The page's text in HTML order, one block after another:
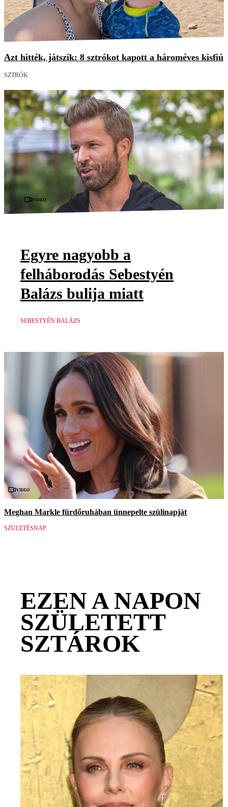
Azt hitték, játszik: 8 sztrókot kapott a hároméves kisfiú
SZTRÓK
Videó
Egyre nagyobb a
felháborodás Sebestyén
Balázs bulija miatt
SEBESTYÉN BALÁZS
Videó
Meghan Markle fürdőruhában ünnepelte szülinapját
SZÜLETÉSNAP
EZEN A NAPON
SZÜLETETT
SZTÁROK